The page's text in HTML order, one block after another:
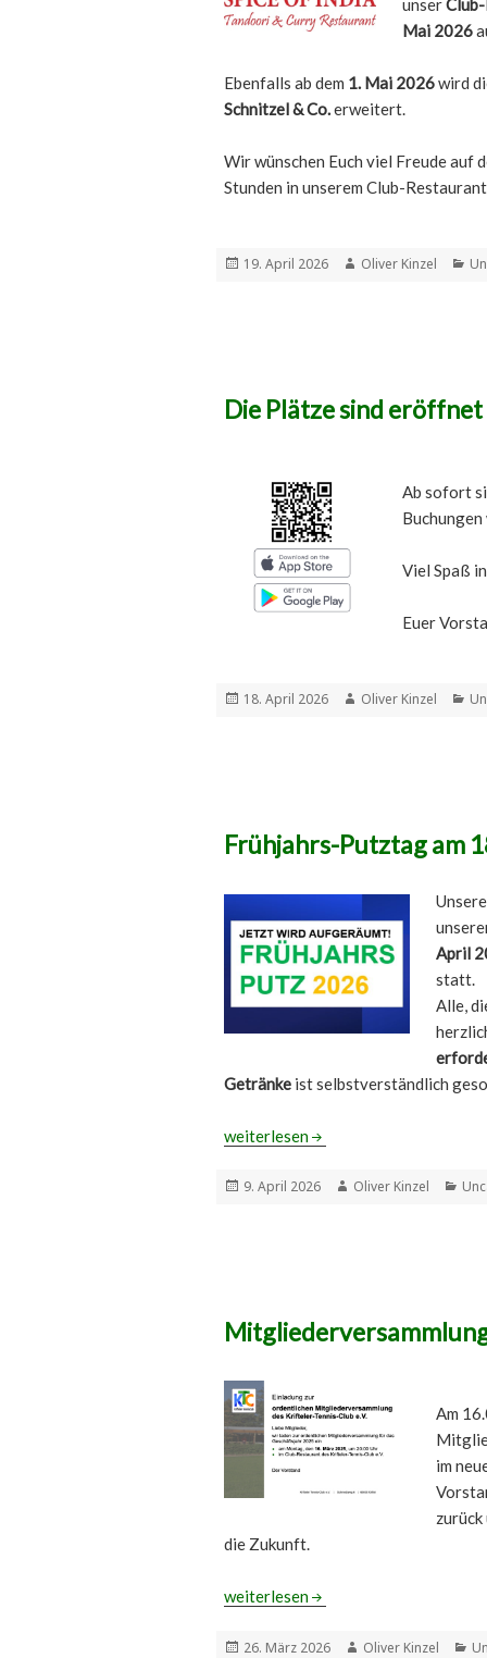
unser
Mai 2026
Ebenfalls ab dem 1. Mai 2026wird
Schnitzel & Co.erweitert.
Wir wünschen Euch viel Freude auf
Stunden in unserem Club-
Veröffentlicht
19. April 2026 Autor
Oliver Kinzel
Die Plätze sind eröffnet
Ab sofort
Buchungen
Viel Spaß
Euer
Veröffentlicht
18. April 2026 Autor
Oliver Kinzel
Frühjahrs-Putztag am
April
statt.
Alle,
Getränke ist selbstverständlich
Frühjahrs-Putztag am 18. April
weiterlesen
Veröffentlicht
9. April 2026 Autor
Oliver Kinzel
Am
im
die Zukunft.
Mitgliederversammlung beim KTC
weiterlesen
Veröffentlicht
26. März 2026 Autor
Oliver Kinzel